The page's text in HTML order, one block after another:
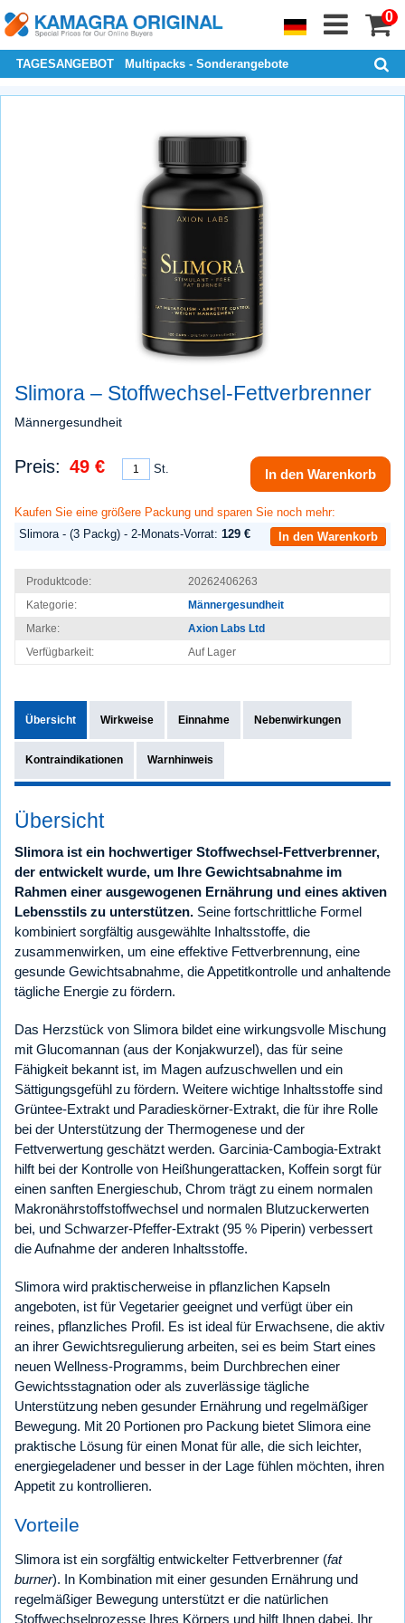
0
TAGESANGEBOT Multipacks - Sonderangebote
Slimora – Stoffwechsel-Fettverbrenner
Männergesundheit
Preis: 49 € St. In den Warenkorb
Kaufen Sie eine größere Packung und sparen Sie noch mehr:
Slimora - (3 Packg) - 2-Monats-Vorrat: 129 € In den Warenkorb
Produktcode:
20262406263
Kategorie:
Männergesundheit
Marke:
Axion Labs Ltd
Verfügbarkeit:
Auf Lager
Übersicht Wirkweise Einnahme Nebenwirkungen
Kontraindikationen Warnhinweis
Übersicht
Slimora ist ein hochwertiger Stoffwechsel-Fettverbrenner,
der entwickelt wurde, um Ihre Gewichtsabnahme im
Rahmen einer ausgewogenen Ernährung und eines aktiven
Lebensstils zu unterstützen. Seine fortschrittliche Formel
kombiniert sorgfältig ausgewählte Inhaltsstoffe, die
zusammenwirken, um eine effektive Fettverbrennung, eine
gesunde Gewichtsabnahme, die Appetitkontrolle und anhaltende
tägliche Energie zu fördern.
Das Herzstück von Slimora bildet eine wirkungsvolle Mischung
mit Glucomannan (aus der Konjakwurzel), das für seine
Fähigkeit bekannt ist, im Magen aufzuschwellen und ein
Sättigungsgefühl zu fördern. Weitere wichtige Inhaltsstoffe sind
Grüntee-Extrakt und Paradieskörner-Extrakt, die für ihre Rolle
bei der Unterstützung der Thermogenese und der
Fettverwertung geschätzt werden. Garcinia-Cambogia-Extrakt
hilft bei der Kontrolle von Heißhungerattacken, Koffein sorgt für
einen sanften Energieschub, Chrom trägt zu einem normalen
Makronährstoffstoffwechsel und normalen Blutzuckerwerten
bei, und Schwarzer-Pfeffer-Extrakt (95 % Piperin) verbessert
die Aufnahme der anderen Inhaltsstoffe.
Slimora wird praktischerweise in pflanzlichen Kapseln
angeboten, ist für Vegetarier geeignet und verfügt über ein
reines, pflanzliches Profil. Es ist ideal für Erwachsene, die aktiv
an ihrer Gewichtsregulierung arbeiten, sei es beim Start eines
neuen Wellness-Programms, beim Durchbrechen einer
Gewichtsstagnation oder als zuverlässige tägliche
Unterstützung neben gesunder Ernährung und regelmäßiger
Bewegung. Mit 20 Portionen pro Packung bietet Slimora eine
praktische Lösung für einen Monat für alle, die sich leichter,
energiegeladener und besser in der Lage fühlen möchten, ihren
Appetit zu kontrollieren.
Vorteile
Slimora ist ein sorgfältig entwickelter Fettverbrenner (fat
burner). In Kombination mit einer gesunden Ernährung und
regelmäßiger Bewegung unterstützt er die natürlichen
Stoffwechselprozesse Ihres Körpers und hilft Ihnen dabei, Ihr